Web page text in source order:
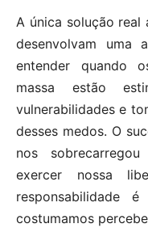
A única solução real
desenvolvam uma
entender quando
massa estão
vulnerabilidades e
desses medos. O
nos
exercer nossa
responsabilidade
costumamos